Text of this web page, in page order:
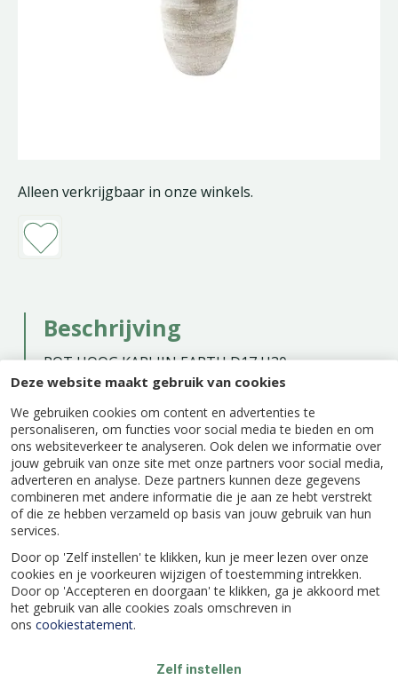
Deze website maakt gebruik van cookies
We gebruiken cookies om content en advertenties te
personaliseren, om functies voor social media te bieden en om
ons websiteverkeer te analyseren. Ook delen we informatie over
jouw gebruik van onze site met onze partners voor social media,
adverteren en analyse. Deze partners kunnen deze gegevens
combineren met andere informatie die je aan ze hebt verstrekt
of die ze hebben verzameld op basis van jouw gebruik van hun
services.
Door op 'Zelf instellen' te klikken, kun je meer lezen over onze
cookies en je voorkeuren wijzigen of toestemming intrekken.
Door op 'Accepteren en doorgaan' te klikken, ga je akkoord met
het gebruik van alle cookies zoals omschreven in
ons cookiestatement.
Zelf instellen
Alleen verkrijgbaar in onze winkels.
Beschrijving
POT HOOG KARLIJN EARTH D17 H30
Specificaties
EAN code 8711355760595
Hoogte (cm) 30
Diameter (cm)